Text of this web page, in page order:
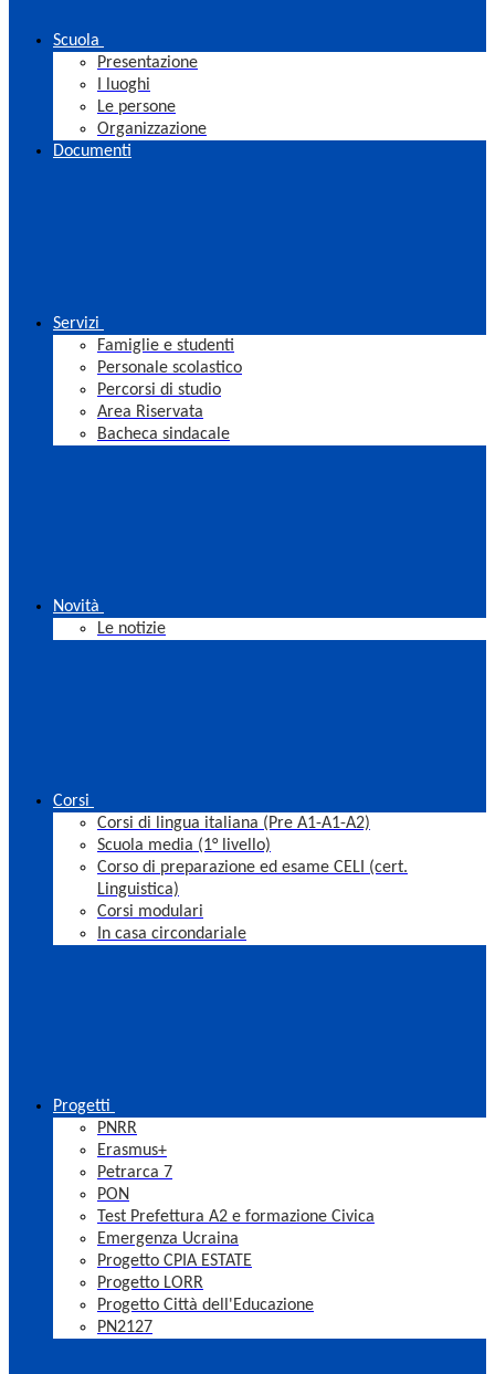
Scuola
Presentazione
I luoghi
Le persone
Organizzazione
Documenti
Servizi
Famiglie e studenti
Personale scolastico
Percorsi di studio
Area Riservata
Bacheca sindacale
Novità
Le notizie
Corsi
Corsi di lingua italiana (Pre A1-A1-A2)
Scuola media (1° livello)
Corso di preparazione ed esame CELI (cert.
Linguistica)
Corsi modulari
In casa circondariale
Progetti
PNRR
Erasmus+
Petrarca 7
PON
Test Prefettura A2 e formazione Civica
Emergenza Ucraina
Progetto CPIA ESTATE
Progetto LORR
Progetto Città dell'Educazione
PN2127